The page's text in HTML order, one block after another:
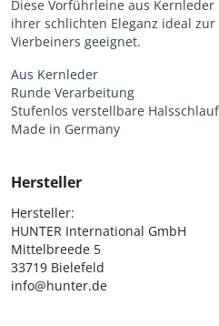
Diese Vorführleine aus
ihrer schlichten Eleganz ideal
Vierbeiners geeignet.
Aus Kernleder
Runde Verarbeitung
Stufenlos verstellbare
Made in Germany
Hersteller
Hersteller:
HUNTER International GmbH
Mittelbreede 5
33719 Bielefeld
info@hunter.de